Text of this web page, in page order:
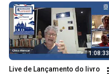
1:08:33
Live de Lançamento do livro